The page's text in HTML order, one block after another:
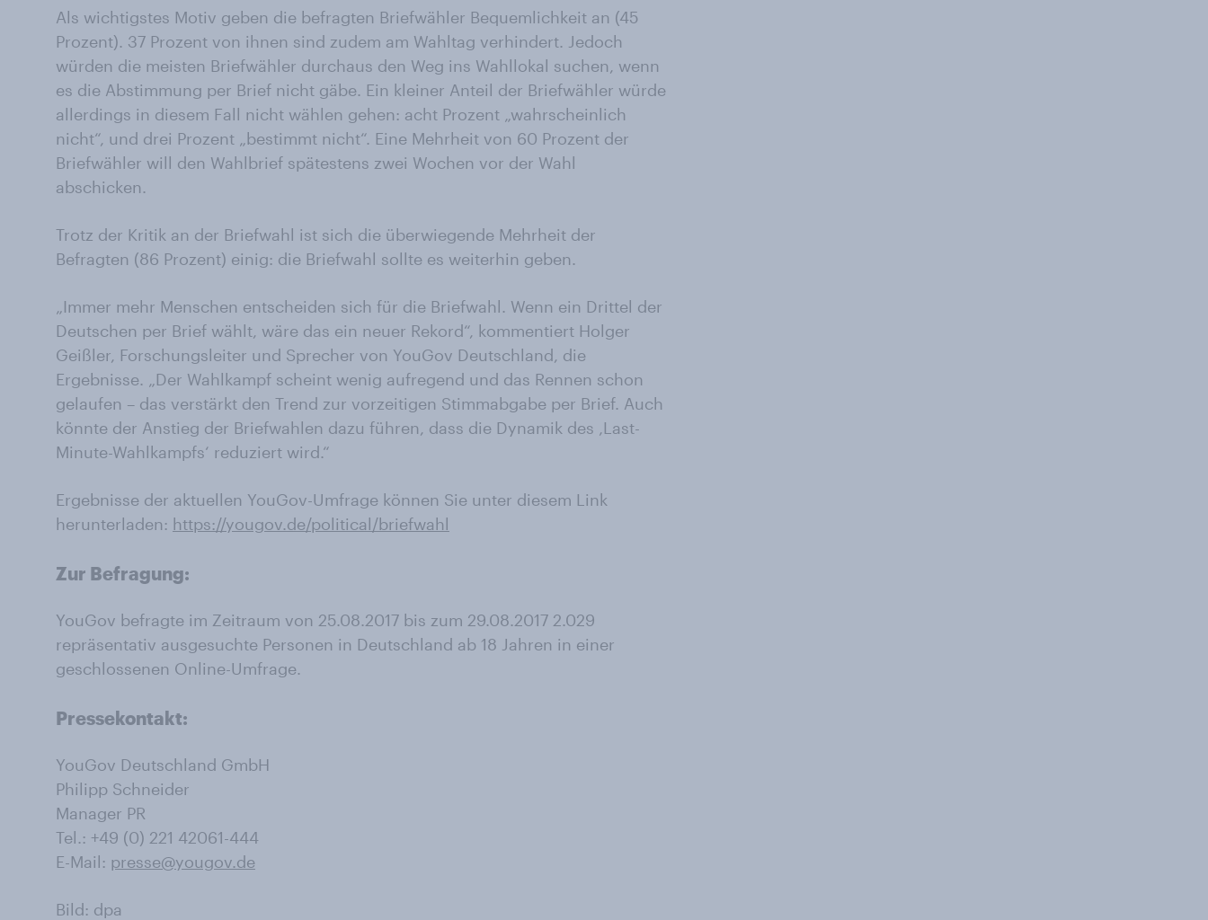
Als wichtigstes Motiv geben die befragten Briefwähler Bequemlichkeit an (45
Prozent). 37 Prozent von ihnen sind zudem am Wahltag verhindert. Jedoch
würden die meisten Briefwähler durchaus den Weg ins Wahllokal suchen, wenn
es die Abstimmung per Brief nicht gäbe. Ein kleiner Anteil der Briefwähler würde
allerdings in diesem Fall nicht wählen gehen: acht Prozent „wahrscheinlich
nicht“, und drei Prozent „bestimmt nicht“. Eine Mehrheit von 60 Prozent der
Briefwähler will den Wahlbrief spätestens zwei Wochen vor der Wahl
abschicken.
Trotz der Kritik an der Briefwahl ist sich die überwiegende Mehrheit der
Befragten (86 Prozent) einig: die Briefwahl sollte es weiterhin geben.
„Immer mehr Menschen entscheiden sich für die Briefwahl. Wenn ein Drittel der
Deutschen per Brief wählt, wäre das ein neuer Rekord“, kommentiert Holger
Geißler, Forschungsleiter und Sprecher von YouGov Deutschland, die
Ergebnisse. „Der Wahlkampf scheint wenig aufregend und das Rennen schon
gelaufen – das verstärkt den Trend zur vorzeitigen Stimmabgabe per Brief. Auch
könnte der Anstieg der Briefwahlen dazu führen, dass die Dynamik des ‚Last-
Minute-Wahlkampfs‘ reduziert wird.“
Ergebnisse der aktuellen YouGov-Umfrage können Sie unter diesem Link
herunterladen: https://yougov.de/political/briefwahl
Zur Befragung:
YouGov befragte im Zeitraum von 25.08.2017 bis zum 29.08.2017 2.029
repräsentativ ausgesuchte Personen in Deutschland ab 18 Jahren in einer
geschlossenen Online-Umfrage.
Pressekontakt:
YouGov Deutschland GmbH
Philipp Schneider
Manager PR
Tel.: +49 (0) 221 42061-444
E-Mail: presse@yougov.de
Bild: dpa